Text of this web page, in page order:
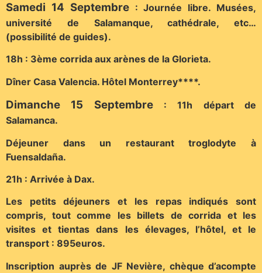
Samedi 14 Septembre: Journée libre. Musées,
université de Salamanque, cathédrale, etc…
(possibilité de guides).
18h : 3ème corrida aux arènes de la Glorieta.
Dîner Casa Valencia. Hôtel Monterrey****.
Dimanche 15 Septembre: 11h départ de
Salamanca.
Déjeuner dans un restaurant troglodyte à
Fuensaldaña.
21h : Arrivée à Dax.
Les petits déjeuners et les repas indiqués sont
compris, tout comme les billets de corrida et les
visites et tientas dans les élevages, l’hôtel, et le
transport : 895euros.
Inscription auprès de JF Nevière, chèque d’acompte